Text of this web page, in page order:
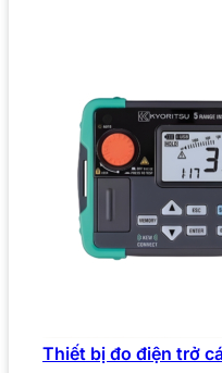
Thiết bị đo điện trở